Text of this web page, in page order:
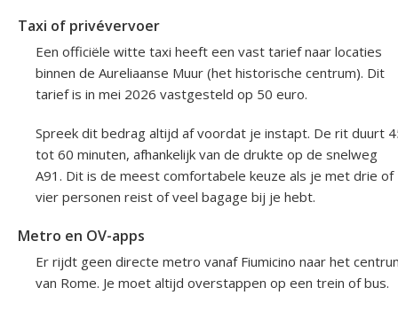
Taxi of privévervoer
Een officiële witte taxi heeft een vast tarief naar locaties
binnen de Aureliaanse Muur (het historische centrum). Dit
tarief is in mei 2026 vastgesteld op 50 euro.
Spreek dit bedrag altijd af voordat je instapt. De rit duurt
tot 60 minuten, afhankelijk van de drukte op de snelweg
A91. Dit is de meest comfortabele keuze als je met drie of
vier personen reist of veel bagage bij je hebt.
Metro en OV-apps
Er rijdt geen directe metro vanaf Fiumicino naar het
van Rome. Je moet altijd overstappen op een trein of bus.